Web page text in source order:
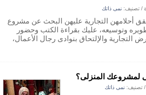
/ تصنيف: نمى ذاتك
أحلامهن التجارية عليهن البحث عن مشروع
وتوسيعه، عليك بقراءة الكتب وحضور
التجارية والإلتحاق بنوادى رجال الأعمال،
لمشروعك المنزلى؟
/ تصنيف: نمى ذاتك